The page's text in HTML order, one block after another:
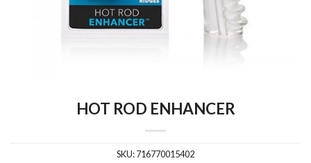
HOT ROD ENHANCER
SKU:716770015402